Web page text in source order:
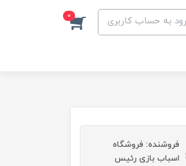
به حساب کاربری 0
فروشنده: فروشگاه
اسباب بازی رئیس